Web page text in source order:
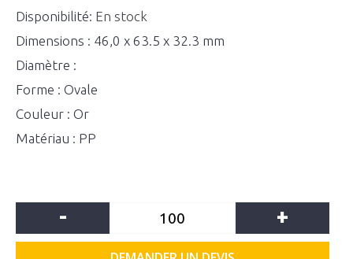
Disponibilité: En stock
Dimensions : 46,0 x 63.5 x 32.3 mm
Diamètre :
Forme : Ovale
Couleur : Or
Matériau : PP
- +